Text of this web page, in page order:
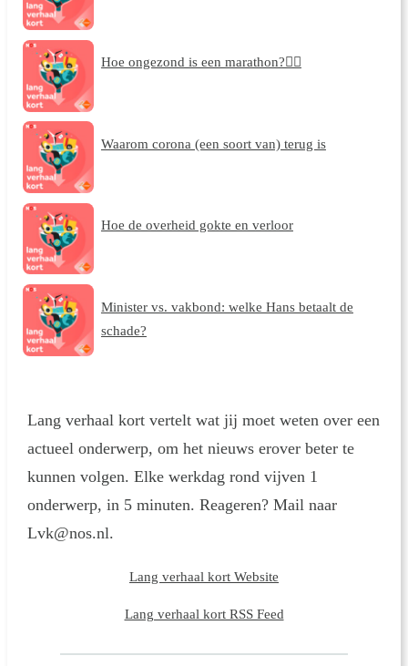
Hoe ongezond is een marathon?🏃‍♀️
Waarom corona (een soort van) terug is
Hoe de overheid gokte en verloor
Minister vs. vakbond: welke Hans betaalt de
schade?
Lang verhaal kort vertelt wat jij moet weten over een
actueel onderwerp, om het nieuws erover beter te
kunnen volgen. Elke werkdag rond vijven 1
onderwerp, in 5 minuten. Reageren? Mail naar
Lvk@nos.nl.
Lang verhaal kort Website
Lang verhaal kort RSS Feed